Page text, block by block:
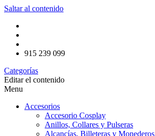
Saltar al contenido
915 239 099
Categorías
Editar el contenido
Menu
Accesorios
Accesorio Cosplay
Anillos, Collares y Pulseras
Alcancías, Billeteras y Monederos